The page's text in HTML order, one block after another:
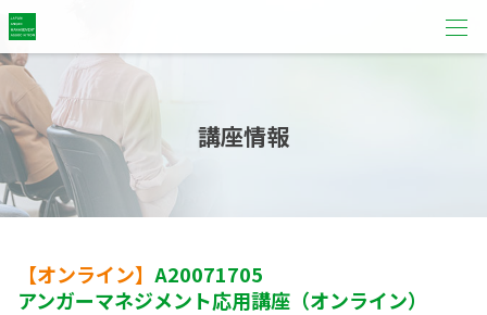
講座情報
【オンライン】 A20071705
アンガーマネジメント応用講座（オンライン）